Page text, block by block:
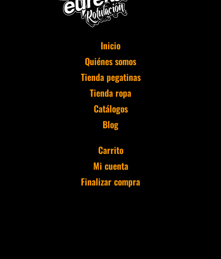
Inicio
Quiénes somos
Tienda pegatinas
Tienda ropa
Catálogos
Blog
Carrito
Mi cuenta
Finalizar compra